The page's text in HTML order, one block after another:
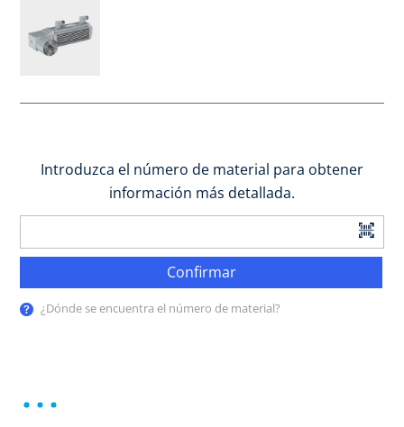
Introduzca el número de material para obtener
información más detallada.
Confirmar
¿Dónde se encuentra el número de material?